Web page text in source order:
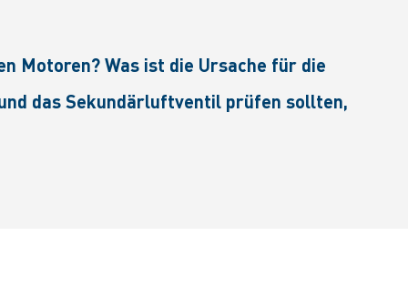
Motoren? Was ist die Ursache für die
das Sekundärluftventil prüfen sollten,